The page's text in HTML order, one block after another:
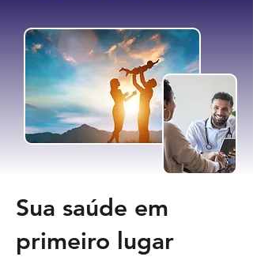
Sua saúde em
primeiro lugar